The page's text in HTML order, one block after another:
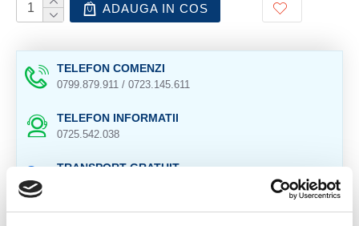
ADAUGA IN COS
TELEFON COMENZI
0799.879.911 / 0723.145.611
TELEFON INFORMATII
0725.542.038
TRANSPORT GRATUIT